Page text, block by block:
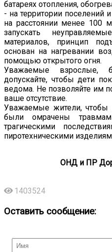
батареях отопления,
- на территории поселений
на расстоянии менее 100
запускать
материалов, принцип
основан на нагревании
помощью открытого огня.
Уважаемые взрослые,
допускайте, чтобы дети
ведома. Не позволяйте им
ваше отсутствие.
Уважаемые жители, чтобы
были омрачены
трагическими
пиротехническими
ОНД и ПР
1403524
Оставить сообщение: